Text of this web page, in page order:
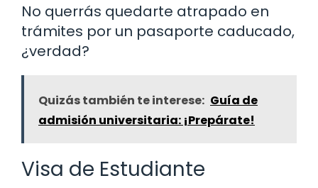
No querrás quedarte atrapado en
trámites por un pasaporte caducado,
¿verdad?
Quizás también te interese: Guía de
admisión universitaria: ¡Prepárate!
Visa de Estudiante